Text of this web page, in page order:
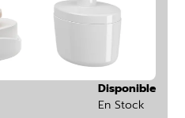
Disponible
En Stock